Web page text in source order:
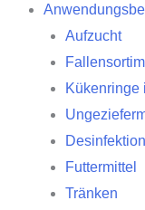
Aufzucht
Kükenringe
Desinfektion
Futtermittel
Tränken